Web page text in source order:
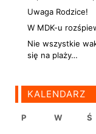
Uwaga Rodzice!
W MDK-u
Nie wszystkie
się na plaży…
KALENDARZ
P W Ś